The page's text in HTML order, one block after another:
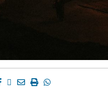
Facebook
Twitter
EmailImprimirWhatsapp